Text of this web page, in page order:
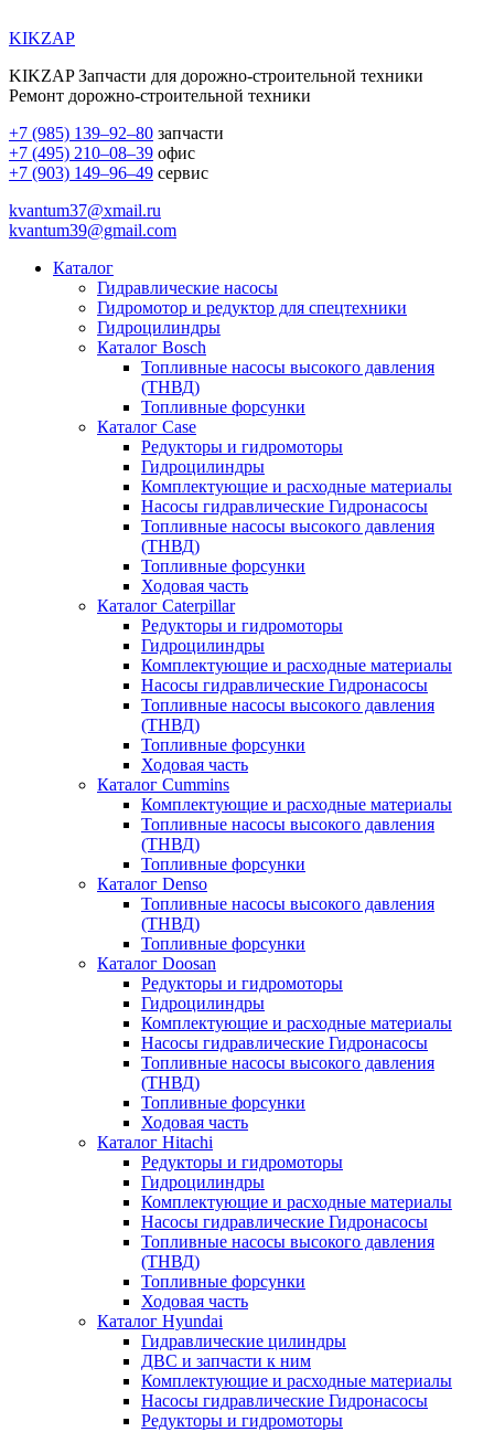
KIKZAP
KIKZAP Запчасти для дорожно-строительной техники
Ремонт дорожно-строительной техники
+7 (985) 139–92–80 запчасти
+7 (495) 210–08–39 офис
+7 (903) 149–96–49 сервис
kvantum37@xmail.ru
kvantum39@gmail.com
Каталог
Гидравлические насосы
Гидромотор и редуктор для спецтехники
Гидроцилиндры
Каталог Bosch
Топливные насосы высокого давления
(ТНВД)
Топливные форсунки
Каталог Case
Редукторы и гидромоторы
Гидроцилиндры
Комплектующие и расходные материалы
Насосы гидравлические Гидронасосы
Топливные насосы высокого давления
(ТНВД)
Топливные форсунки
Ходовая часть
Каталог Caterpillar
Редукторы и гидромоторы
Гидроцилиндры
Комплектующие и расходные материалы
Насосы гидравлические Гидронасосы
Топливные насосы высокого давления
(ТНВД)
Топливные форсунки
Ходовая часть
Каталог Cummins
Комплектующие и расходные материалы
Топливные насосы высокого давления
(ТНВД)
Топливные форсунки
Каталог Denso
Топливные насосы высокого давления
(ТНВД)
Топливные форсунки
Каталог Doosan
Редукторы и гидромоторы
Гидроцилиндры
Комплектующие и расходные материалы
Насосы гидравлические Гидронасосы
Топливные насосы высокого давления
(ТНВД)
Топливные форсунки
Ходовая часть
Каталог Hitachi
Редукторы и гидромоторы
Гидроцилиндры
Комплектующие и расходные материалы
Насосы гидравлические Гидронасосы
Топливные насосы высокого давления
(ТНВД)
Топливные форсунки
Ходовая часть
Каталог Hyundai
Гидравлические цилиндры
ДВС и запчасти к ним
Комплектующие и расходные материалы
Насосы гидравлические Гидронасосы
Редукторы и гидромоторы